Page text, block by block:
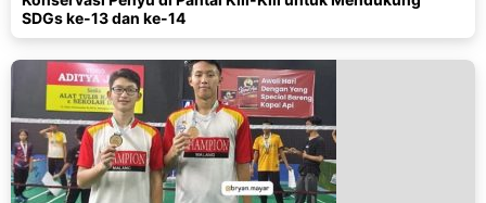
SDGs ke-13 dan ke-14